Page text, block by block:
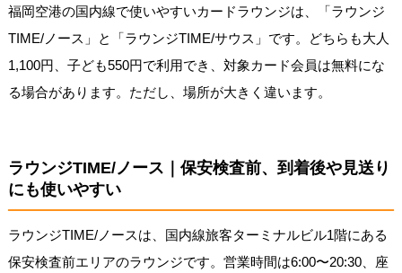
福岡空港の国内線で使いやすいカードラウンジは、「ラウンジ
TIME/ノース」と「ラウンジTIME/サウス」です。どちらも大人
1,100円、子ども550円で利用でき、対象カード会員は無料にな
る場合があります。ただし、場所が大きく違います。
ラウンジTIME/ノース｜保安検査前、到着後や見送り
にも使いやすい
ラウンジTIME/ノースは、国内線旅客ターミナルビル1階にある
保安検査前エリアのラウンジです。営業時間は6:00〜20:30、座